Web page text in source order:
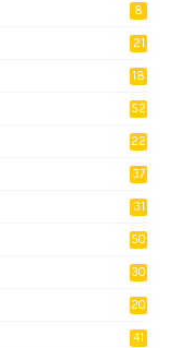
8
21
18
52
22
37
31
50
30
20
41